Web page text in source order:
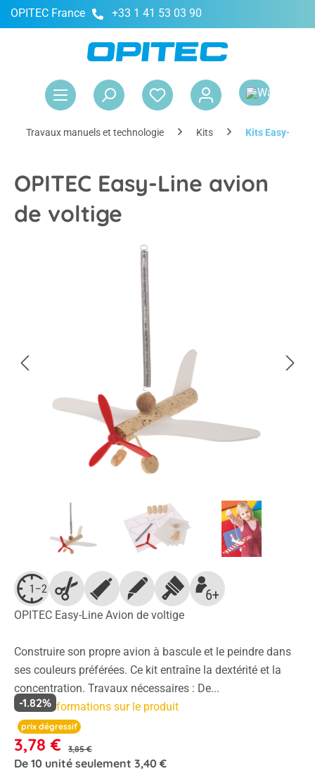
principal
OPITEC France +33 1 41 53 03 90
Travaux manuels et technologie Kits Kits Easy-Line
OPITEC Easy-Line avion
de voltige
Ignorer la galerie d'images
OPITEC Easy-Line Avion de voltige
Construire son propre avion à bascule et le peindre dans
ses couleurs préférées. Ce kit entraîne la dextérité et la
concentration. Travaux nécessaires : De...
Plus d'informations sur le produit
prix dégressif
3,78 € 3,85 €
-1.82%
De 10 unité seulement 3,40 €